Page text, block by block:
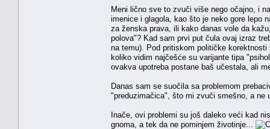
Meni lično sve to zvuči više nego očajno, i
imenice i glagola, kao što je neko gore lepo
za ženska prava, ili kako danas vole da
polova"? Kad sam prvi put čula ovaj izraz
na temu). Pod pritiskom političke
koliko vidim najčešće su varijante tipa
ovakva upotreba postane baš učestala, ali
Danas sam se suočila sa problemom
"preduzimačica", što mi zvuči smešno, a ne
Inače, ovi problemi su još daleko veći kad
gnoma, a tek da ne pominjem životinje...